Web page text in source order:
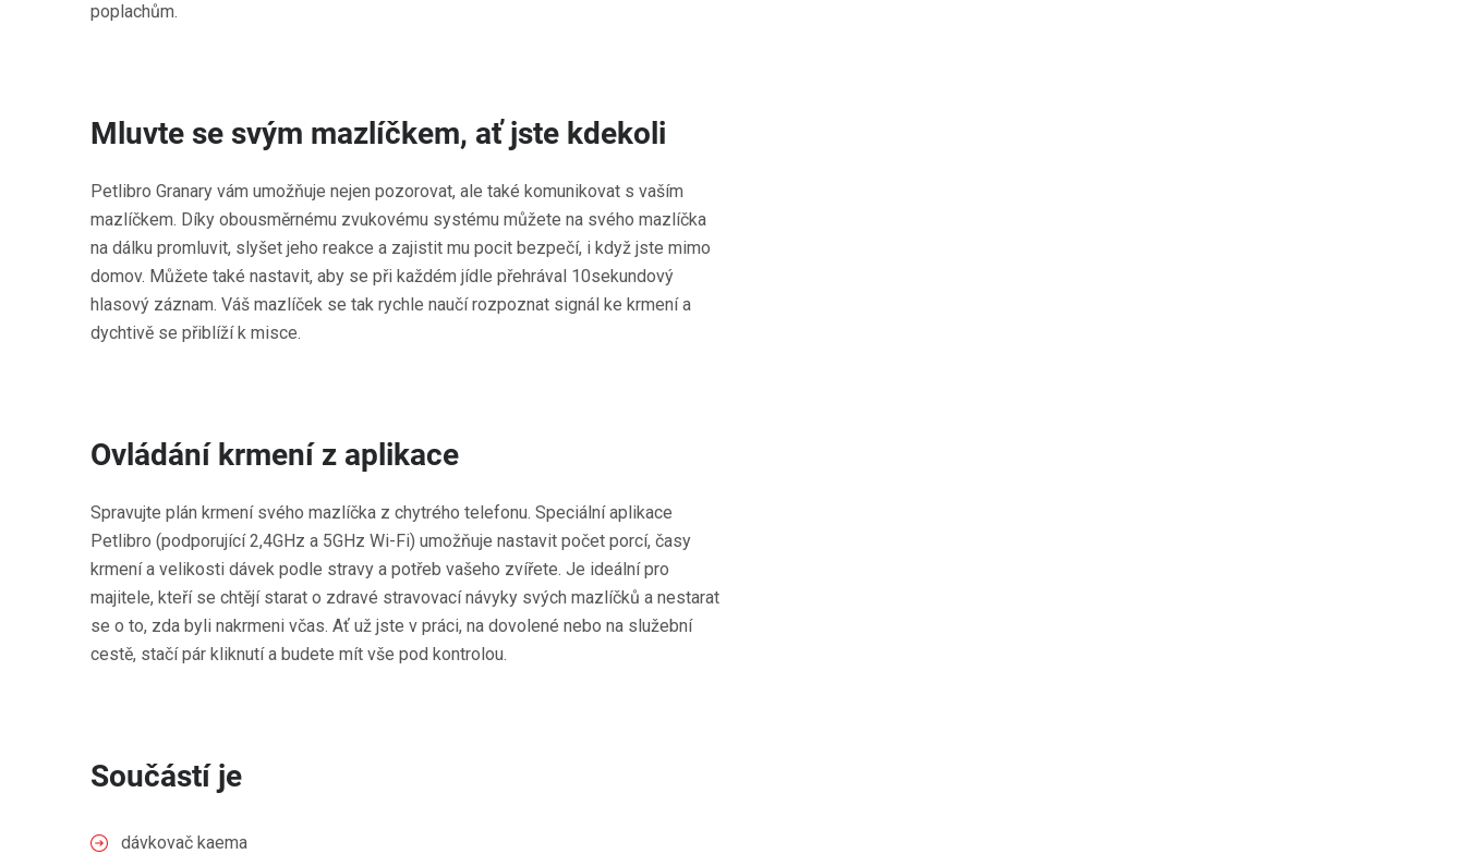
poplachům.
Mluvte se svým mazlíčkem, ať jste kdekoli
Petlibro Granary vám umožňuje nejen pozorovat, ale také komunikovat s vaším
mazlíčkem. Díky obousměrnému zvukovému systému můžete na svého mazlíčka
na dálku promluvit, slyšet jeho reakce a zajistit mu pocit bezpečí, i když jste mimo
domov. Můžete také nastavit, aby se při každém jídle přehrával 10sekundový
hlasový záznam. Váš mazlíček se tak rychle naučí rozpoznat signál ke krmení a
dychtivě se přiblíží k misce.
Ovládání krmení z aplikace
Spravujte plán krmení svého mazlíčka z chytrého telefonu. Speciální aplikace
Petlibro (podporující 2,4GHz a 5GHz Wi-Fi) umožňuje nastavit počet porcí, časy
krmení a velikosti dávek podle stravy a potřeb vašeho zvířete. Je ideální pro
majitele, kteří se chtějí starat o zdravé stravovací návyky svých mazlíčků a nestarat
se o to, zda byli nakrmeni včas. Ať už jste v práci, na dovolené nebo na služební
cestě, stačí pár kliknutí a budete mít vše pod kontrolou.
Součástí je
dávkovač kaema